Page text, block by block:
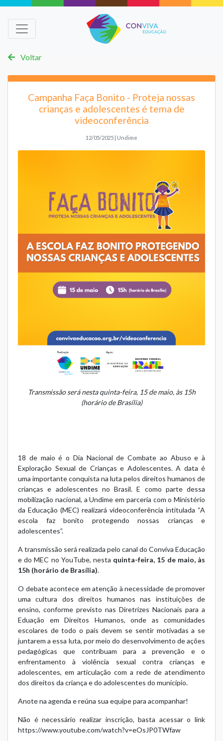
Voltar
Campanha Faça Bonito - Proteja nossas
crianças e adolescentes é tema de
videoconferência
12/05/2025 | Undime
Transmissão será nesta quinta-feira, 15 de maio, às 15h
(horário de Brasília)
18 de maio é o Dia Nacional de Combate ao Abuso e à
Exploração Sexual de Crianças e Adolescentes. A data é
uma importante conquista na luta pelos direitos humanos de
crianças e adolescentes no Brasil. E como parte dessa
mobilização nacional, a Undime em parceria com o Ministério
da Educação (MEC) realizará videoconferência intitulada “A
escola faz bonito protegendo nossas crianças e
adolescentes”.
A transmissão será realizada pelo canal do Conviva Educação
e do MEC no YouTube, nesta quinta-feira, 15 de maio, às
15h (horário de Brasília).
O debate acontece em atenção à necessidade de promover
uma cultura dos direitos humanos nas instituições de
ensino, conforme previsto nas Diretrizes Nacionais para a
Eduação em Direitos Humanos, onde as comunidades
escolares de todo o país devem se sentir motivadas a se
juntarem a essa luta, por meio do desenvolvimento de ações
pedagógicas que contribuam para a prevenção e o
enfrentamento à violência sexual contra crianças e
adolescentes, em articulação com a rede de atendimento
dos direitos da criança e do adolescentes do município.
Anote na agenda e reúna sua equipe para acompanhar!
Não é necessário realizar inscrição, basta acessar o link
https://www.youtube.com/watch?v=eOsJP0TWfaw